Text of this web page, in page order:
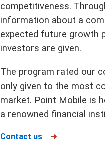
competitiveness.
information about a
expected future growth
investors are given.
The program rated our
only given to the most
market. Point Mobile is
a renowned financial
Contact us ➜